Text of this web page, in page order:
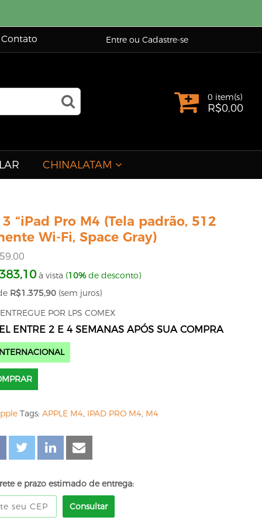
Contato Entre ou Cadastre-se
0 item(s)
R$0,00
CHINALATAM
“iPad Pro M4 (Tela padrão, 512
Wi-Fi, Space Gray)
à vista (10%de desconto)
R$1.375,90(sem juros)
POR LPS COMEX
ENTRE 2 E 4 SEMANAS APÓS SUA COMPRA
Tags: APPLE M4, IPAD PRO M4, M4
e prazo estimado de entrega:
Consultar